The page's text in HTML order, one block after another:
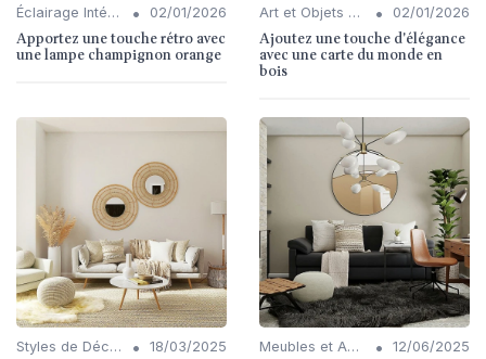
Éclairage Intérieur • 02/01/2026
Apportez une touche rétro avec
une lampe champignon orange
Art et Objets Décoratifs • 02/01/2026
Ajoutez une touche d'élégance
avec une carte du monde en
bois
Styles de Décoration Intérieure • 18/03/2025 Meubles et Accessoires • 12/06/2025